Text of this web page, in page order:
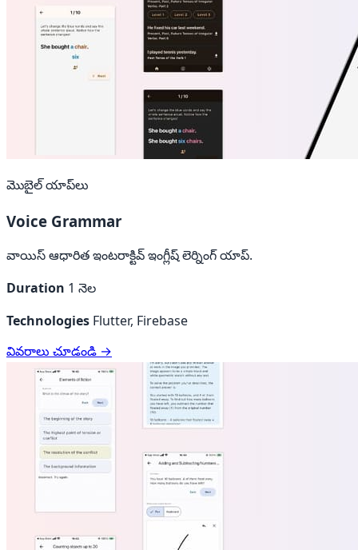
మొబైల్ యాప్‌లు
Voice Grammar
వాయిస్ ఆధారిత ఇంటరాక్టివ్ ఇంగ్లీష్ లెర్నింగ్ యాప్.
Duration 1 నెల
Technologies Flutter, Firebase
వివరాలు చూడండి →